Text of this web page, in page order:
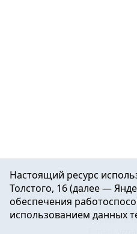
16+ ©
Настоящий ресурс
Толстого, 16 (далее —
обеспечения
использованием данных